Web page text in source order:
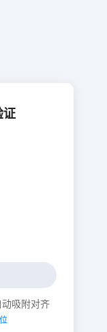
证
吸附对齐